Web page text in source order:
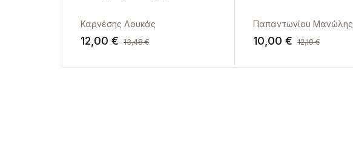
Καρνέσης Λουκάς
12,00 € 13,48€
Παπαντωνίου Μανώλης
10,00 € 12,19€